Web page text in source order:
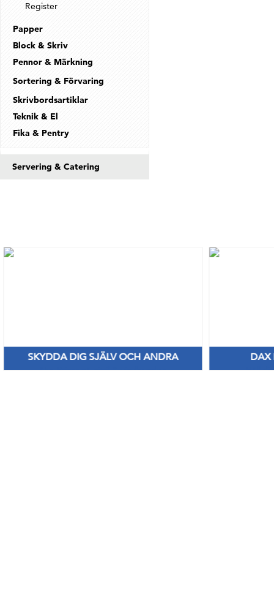
Register
Papper
Block & Skriv
Pennor & Märkning
Sortering & Förvaring
Skrivbordsartiklar
Teknik & El
Fika & Pentry
Servering & Catering
SKYDDA DIG SJÄLV OCH ANDRA
Nya Priser på nitril & vinylhanskar
DAX
Håll